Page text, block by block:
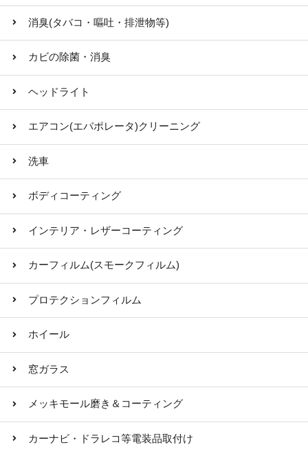
消臭(タバコ・嘔吐・排泄物等)
カビの除菌・消臭
ヘッドライト
エアコン(エバポレータ)クリーニング
洗車
ボディコーティング
インテリア・レザーコーティング
カーフィルム(スモークフィルム)
プロテクションフィルム
ホイール
窓ガラス
メッキモール磨き＆コーティング
カーナビ・ドラレコ等電装品取付け